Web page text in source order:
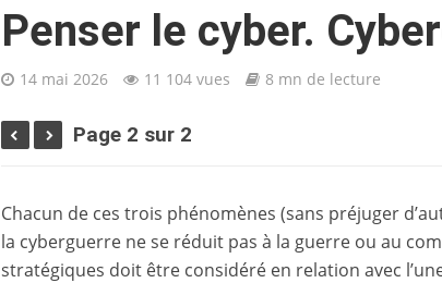
Penser le cyber.
14 mai 2026 11 104 vues 8 mn de lecture
Page 2 sur 2
Chacun de ces trois phénomènes (sans préjuger
la cyberguerre ne se réduit pas à la guerre ou au
stratégiques doit être considéré en relation avec